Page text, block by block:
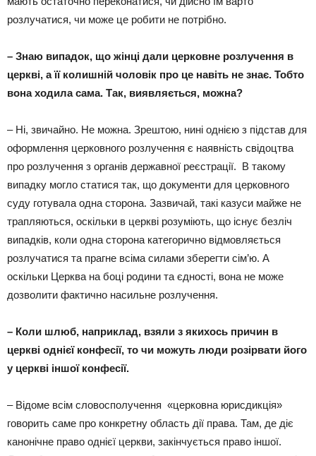
розлучатися, чи може це робити не потрібно.
– Знаю випадок, що жінці дали церковне розлучення в
церкві, а її колишній чоловік про це навіть не знає. Тобто
вона ходила сама. Так, виявляється, можна?
– Ні, звичайно. Не можна. Зрештою, нині однією з підстав для
оформлення церковного розлучення є наявність свідоцтва
про розлучення з органів державної реєстрації. В такому
випадку могло статися так, що документи для церковного
суду готувала одна сторона. Зазвичай, такі казуси майже не
трапляються, оскільки в церкві розуміють, що існує безліч
випадків, коли одна сторона категорично відмовляється
розлучатися та прагне всіма силами зберегти сім’ю. А
оскільки Церква на боці родини та єдності, вона не може
дозволити фактично насильне розлучення.
– Коли шлюб, наприклад, взяли з якихось причин в
церкві однієї конфесії, то чи можуть люди розірвати його
у церкві іншої конфесії.
– Відоме всім словосполучення «церковна юрисдикція»
говорить саме про конкретну область дії права. Там, де діє
канонічне право однієї церкви, закінчується право іншої.